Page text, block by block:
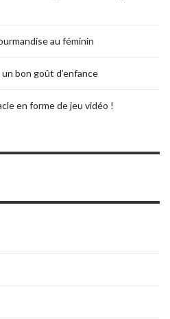
au féminin
bon goût d’enfance
en forme de jeu vidéo !